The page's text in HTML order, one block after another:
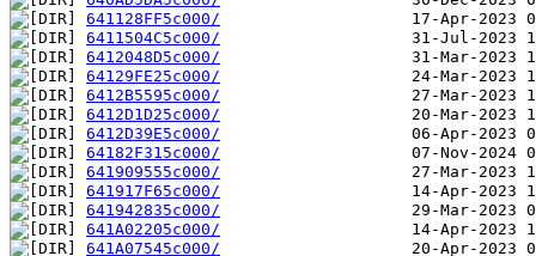
641128FF5c000/
6411504C5c000/
6412048D5c000/
64129FE25c000/
6412B5595c000/
6412D1D25c000/
6412D39E5c000/
64182F315c000/
641909555c000/
641917F65c000/
641942835c000/
641A02205c000/
641A07545c000/